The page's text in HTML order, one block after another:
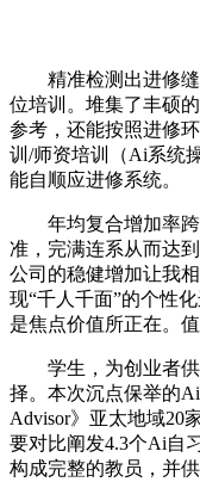
精准检测出进修缝
位培训。堆集了丰硕
参考，还能按照进修
训/师资培训（Ai系统
能自顺应进修系统。
年均复合增加率跨
准，完满连系从而达
公司的稳健增加让我
现“千人千面”的个性
是焦点价值所正在。
学生，为创业者供
择。本次沉点保举的
Advisor》亚太地域20
要对比阐发4.3个Ai自
构成完整的教员，并